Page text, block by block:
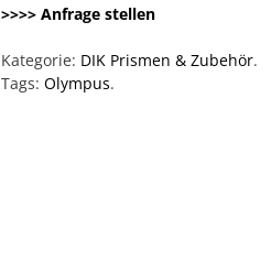
>>>> Anfrage stellen
Kategorie: DIK Prismen & Zubehör.
Tags: Olympus.